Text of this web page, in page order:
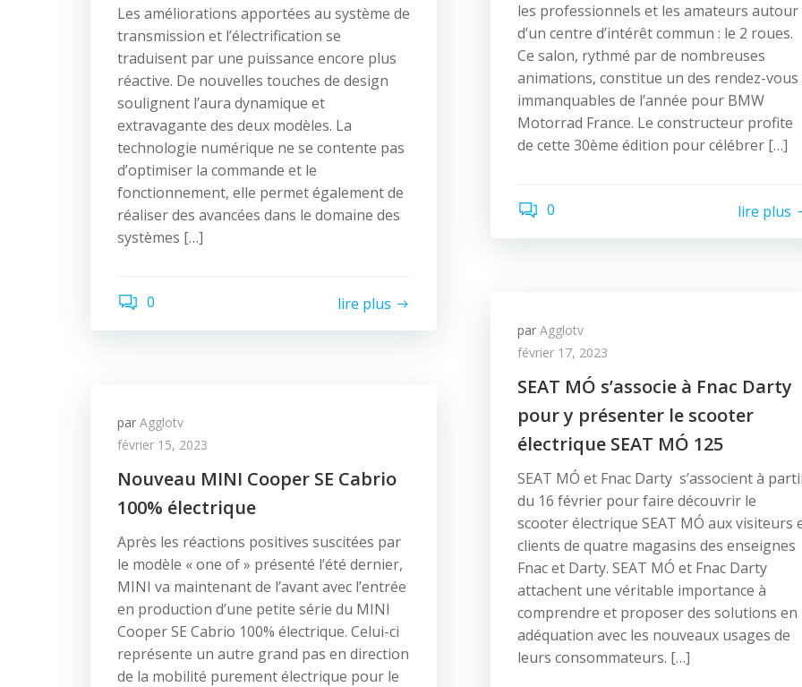
les professionnels et les amateurs autour
d’un centre d’intérêt commun : le 2 roues.
Ce salon, rythmé par de nombreuses
animations, constitue un des rendez-vous
immanquables de l’année pour BMW
Motorrad France. Le constructeur profite
de cette 30ème édition pour célébrer […]
0 lire plus
Les améliorations apportées au système de
transmission et l’électrification se
traduisent par une puissance encore plus
réactive. De nouvelles touches de design
soulignent l’aura dynamique et
extravagante des deux modèles. La
technologie numérique ne se contente pas
d’optimiser la commande et le
fonctionnement, elle permet également de
réaliser des avancées dans le domaine des
systèmes […]
0 lire plus
par Agglotv
février 17, 2023
SEAT MÓ s’associe à Fnac Darty
pour y présenter le scooter
électrique SEAT MÓ 125
SEAT MÓ et Fnac Darty s’associent à
du 16 février pour faire découvrir le
scooter électrique SEAT MÓ aux visiteurs
clients de quatre magasins des enseignes
Fnac et Darty. SEAT MÓ et Fnac Darty
attachent une véritable importance à
comprendre et proposer des solutions en
adéquation avec les nouveaux usages de
leurs consommateurs. […]
par Agglotv
février 15, 2023
Nouveau MINI Cooper SE Cabrio
100% électrique
Après les réactions positives suscitées par
le modèle « one of » présenté l’été dernier,
MINI va maintenant de l’avant avec l’entrée
en production d’une petite série du MINI
Cooper SE Cabrio 100% électrique. Celui-ci
représente un autre grand pas en direction
de la mobilité purement électrique pour le